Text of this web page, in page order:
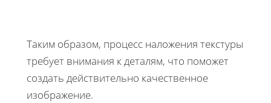
Таким образом, процесс наложения текстуры
требует внимания к деталям, что поможет
создать действительно качественное
изображение.